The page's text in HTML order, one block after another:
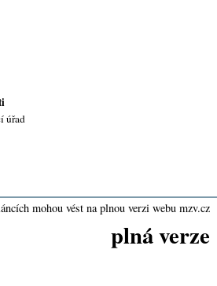
úřad
mohou vést na plnou verzi webu mzv.cz
plná verze